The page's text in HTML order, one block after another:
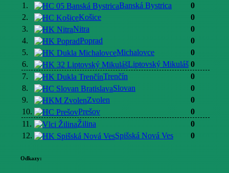
1.
Banská Bystrica
0
2.
Košice
0
3.
Nitra
0
4.
Poprad
0
5.
Michalovce
0
6.
Liptovský Mikuláš 0
7.
Trenčín
0
8.
Slovan
0
9.
Zvolen
0
10.
Prešov
0
11.
Žilina
0
12.
Spišská Nová Ves 0
Odkazy: